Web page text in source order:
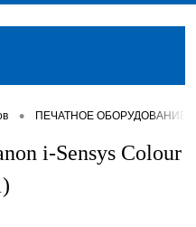
• ПЕЧАТНОЕ ОБОРУДОВАНИЕ
i-Sensys Colour